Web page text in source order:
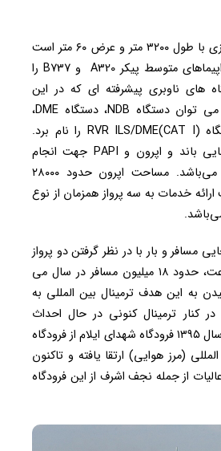
فرودگاه دارای باند پروازی با طول ۳۲۰۰ متر و عرض ۶۰ متر است
که ظرفیت پذیرش هواپیماهای متوسط پیکر A320 و B737 را
های ناوبری پیشرفته ای که در این
فرودگاه نصب هستند می توان دستگاه NDB، دستگاه DME،
دستگاه DVOR و دستگاه RVR ILS/DME(CAT I) را نام برد.
همینطور سیستم روشنایی باند و اپرون و PAPI جهت انجام
عملیات پروازی شبانه می‌باشد. مساحت اپرون حدود ۲۸۰۰۰
خدمات به سه پرواز همزمان از نوع
مسافر و بار با در نظر گرفتن دو پرواز
همزمان فوکر100 در ساعت، حدود ۱۸ میلیون مسافر در سال می
به این هدف ترمینال بین المللی به
مترمربع در کنار ترمینال کنونی در حال احداث
می‌باشد. در خرداد ماه سال ۱۳۹۵ فرودگاه شهدای ایلام از فرودگاه
(مرز هوایی) ارتقا یافته و تاکنون
از جمله نجف اشرف از این فرودگاه